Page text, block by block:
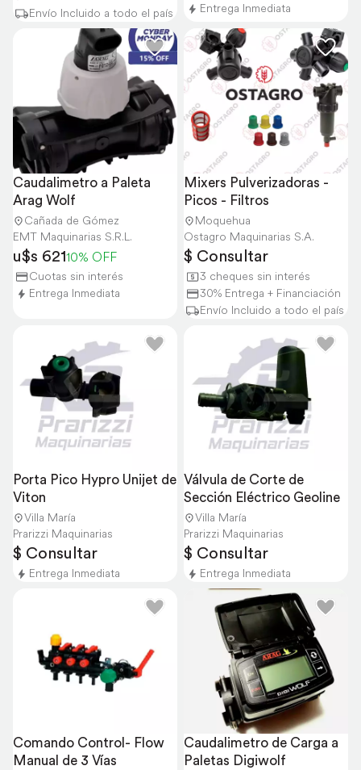
Envío Incluido a todo el país Entrega Inmediata
Caudalimetro a Paleta
Arag Wolf
Cañada de Gómez
EMT Maquinarias S.R.L.
u$s 62110% OFF
Cuotas sin interés
Entrega Inmediata
Mixers Pulverizadoras -
Picos - Filtros
Moquehua
Ostagro Maquinarias S.A.
$ Consultar
3 cheques sin interés
30% Entrega + Financiación
Envío Incluido a todo el país
Porta Pico Hypro Unijet de
Viton
Villa María
Prarizzi Maquinarias
$ Consultar
Entrega Inmediata
Válvula de Corte de
Sección Eléctrico Geoline
Villa María
Prarizzi Maquinarias
$ Consultar
Entrega Inmediata
Comando Control- Flow
Manual de 3 Vías
Caudalimetro de Carga a
Paletas Digiwolf